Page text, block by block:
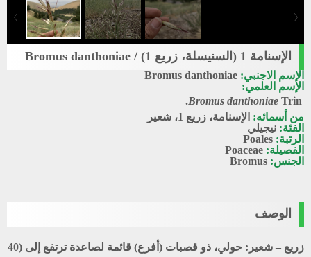
الإسنامة 1 (السنيسلة، زريع 1) / Bromus danthoniae
الإسم الاجنبي: Bromus danthoniae
الإسم العلمي:
Bromus danthoniae Trin.
من أسمائه: الإسنامة، زريع 1، شعير
الفئة: نيجيلي
الرتبة: Poales
الفصيلة: Poaceae
الجنس: Bromus
الوصف
زريع – شعير
: حولي، ذو قصبات (أفرع) قائمة لصاعدة ترتفع إلى (40